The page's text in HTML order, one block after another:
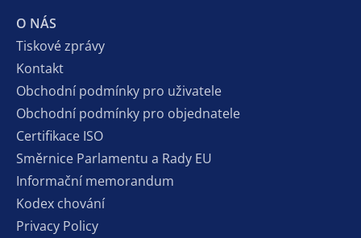
O NÁS
Tiskové zprávy
Kontakt
Obchodní podmínky pro uživatele
Obchodní podmínky pro objednatele
Certifikace ISO
Směrnice Parlamentu a Rady EU
Informační memorandum
Kodex chování
Privacy Policy